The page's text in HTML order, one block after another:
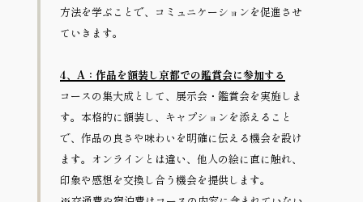
方法を学ぶことで、コミュニケーションを促進させ
ていきます。
4、A：作品を額装し京都での鑑賞会に参加する
コースの集大成として、展示会・鑑賞会を実施しま
す。本格的に額装し、キャプションを添えること
で、作品の良さや味わいを明確に伝える機会を設け
ます。オンラインとは違い、他人の絵に直に触れ、
印象や感想を交換し合う機会を提供します。